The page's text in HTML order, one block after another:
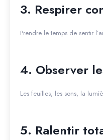
3. Respirer
Prendre le temps de sentir
4. Observer
Les feuilles, les sons, la
5. Ralentir